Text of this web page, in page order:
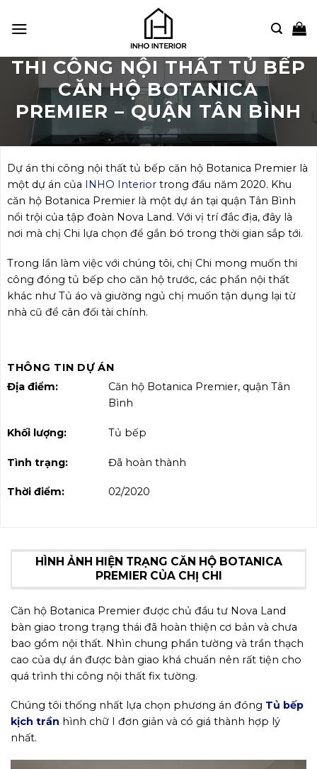
qua
dungTHI CÔNG NỘI THẤT TỦ BẾP
CĂN HỘ BOTANICA
PREMIER – QUẬN TÂN BÌNH
Dự án thi công nội thất tủ bếp căn hộ Botanica Premier là
một dự án của INHO Interiortrong đầu năm 2020. Khu
căn hộ Botanica Premier là một dự án tại quận Tân Bình
nổi trội của tập đoàn Nova Land. Với vị trí đắc địa, đây là
nơi mà chị Chi lựa chọn để gắn bó trong thời gian sắp tới.
Trong lần làm việc với chúng tôi, chị Chi mong muốn thi
công đóng tủ bếp cho căn hộ trước, các phần nội thất
khác như Tủ áo và giường ngủ chị muốn tận dụng lại từ
nhà cũ để cân đối tài chính.
THÔNG TIN DỰ ÁN
Địa điểm:
Căn hộ Botanica Premier, quận Tân
Bình
Khối lượng: Tủ bếp
Tình trạng: Đã hoàn thành
Thời điểm: 02/2020
HÌNH ẢNH HIỆN TRẠNG CĂN HỘ BOTANICA
PREMIER CỦA CHỊ CHI
Căn hộ Botanica Premier được chủ đầu tư Nova Land
bàn giao trong trạng thái đã hoàn thiện cơ bản và chưa
bao gồm nội thất. Nhìn chung phần tường và trần thạch
cao của dự án được bàn giao khá chuẩn nên rất tiện cho
quá trình thi công nội thất fix tường.
Chúng tôi thống nhất lựa chọn phương án đóng Tủ bếp
kịch trần hình chữ I đơn giản và có giá thành hợp lý
nhất.